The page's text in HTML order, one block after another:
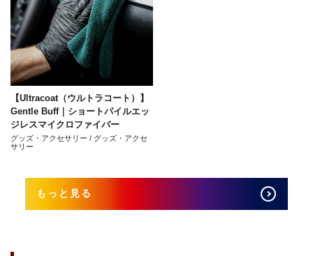
【Ultracoat（ウルトラコート）】
Gentle Buff｜ショートパイルエッ
ジレスマイクロファイバー
グッズ・アクセサリー / グッズ・アクセ
サリー
もっと見る